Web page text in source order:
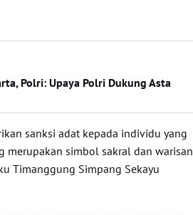
Polri: Upaya Polri Dukung Asta
sanksi adat kepada individu yang
merupakan simbol sakral dan warisan
Timanggung Simpang Sekayu